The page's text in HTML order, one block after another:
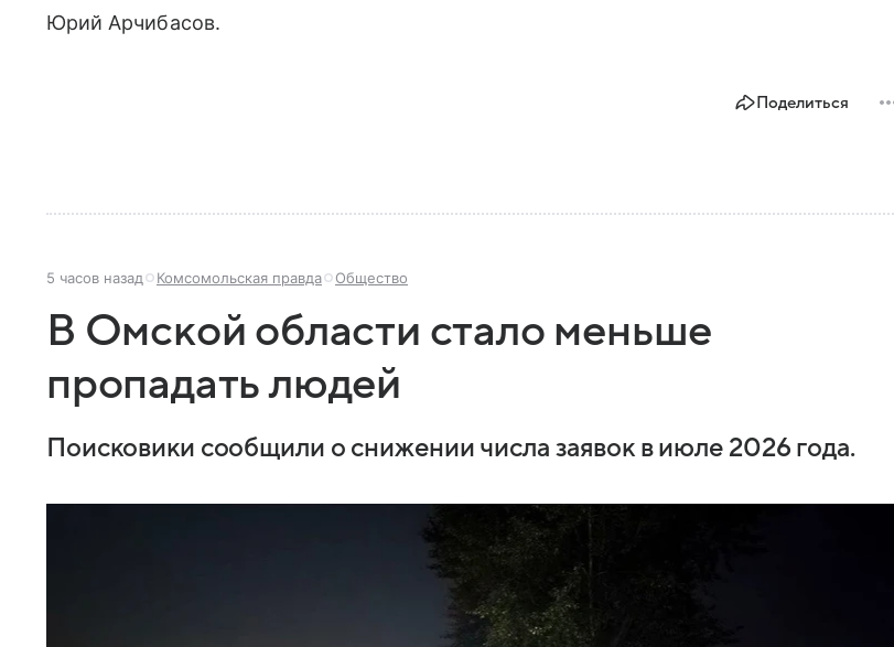
Юрий Арчибасов.
Поделиться
5 часов назад Комсомольская правда Общество
В Омской области стало меньше
пропадать людей
Поисковики сообщили о снижении числа заявок в июле 2026 года.